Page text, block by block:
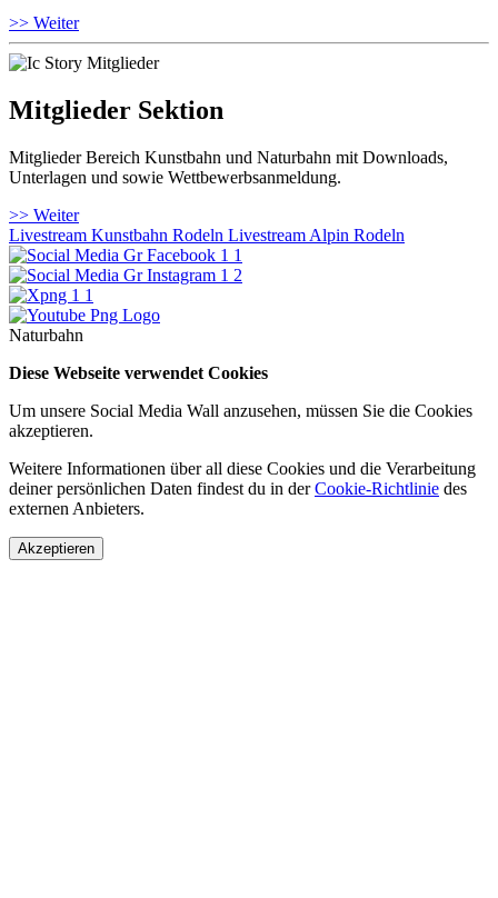
>> Weiter
Mitglieder Sektion
Mitglieder Bereich Kunstbahn und Naturbahn mit Downloads,
Unterlagen und sowie Wettbewerbsanmeldung.
>> Weiter
Livestream Kunstbahn Rodeln Livestream Alpin Rodeln
Naturbahn
Diese Webseite verwendet Cookies
Um unsere Social Media Wall anzusehen, müssen Sie die Cookies
akzeptieren.
Weitere Informationen über all diese Cookies und die Verarbeitung
deiner persönlichen Daten findest du in derCookie-Richtlinie des
externen Anbieters.
Akzeptieren